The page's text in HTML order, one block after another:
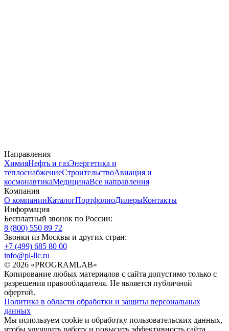
Направления
ХимияНефть и газЭнергетика и
теплоснабжениеСтроительствоАвиация и
космонавтикаМедицинаВсе направления
Компания
О компанииКаталогПортфолиоДилерыКонтакты
Информация
Бесплатный звонок по России:
8 (800) 550 89 72
Звонки из Москвы и других стран:
+7 (499) 685 80 00
info@pl-llc.ru
© 2026 «PROGRAMLAB»
Копирование любых материалов с сайта допустимо только с
разрешения правообладателя. Не является публичной
офертой.
Политика в области обработки и защиты персональных
данных
Мы используем cookie и обработку пользовательских данных,
чтобы улучшить работу и повысить эффективность сайта.